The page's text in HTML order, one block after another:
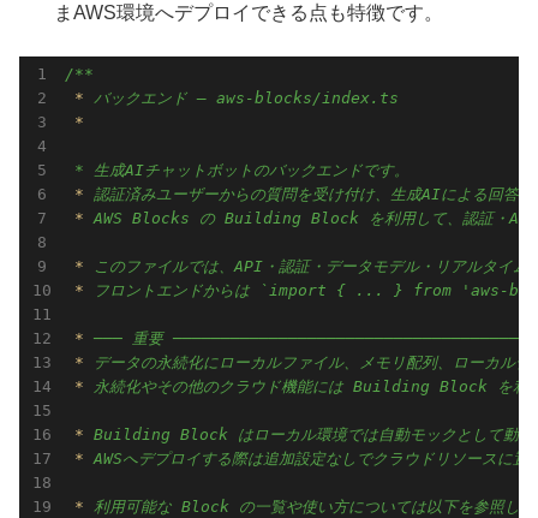
まAWS環境へデプロイできる点も特徴です。
*
*
*
*
*
*
フロントエンドからは `import { ... } from 'aws-
*
*
*
*
*
*